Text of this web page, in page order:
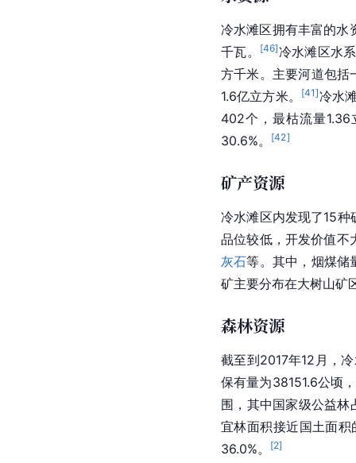
冷水滩区拥有丰富的水
千瓦。
[46]冷水滩区水系
方千米。主要河道包括
1.6亿立方米。
[41]冷水
402个，最枯流量
30.6%。
[42]
矿产资源
冷水滩区内发现了15
品位较低，开发价值不
灰石等。其中，烟煤储
矿主要分布在大树山矿
森林资源
截至到2017年12月，
保有量为38151.6公顷
围，其中国家级公益
宜林面积接近国土面积
36.0%。
[2]